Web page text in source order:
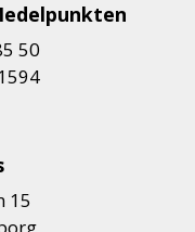
50
15